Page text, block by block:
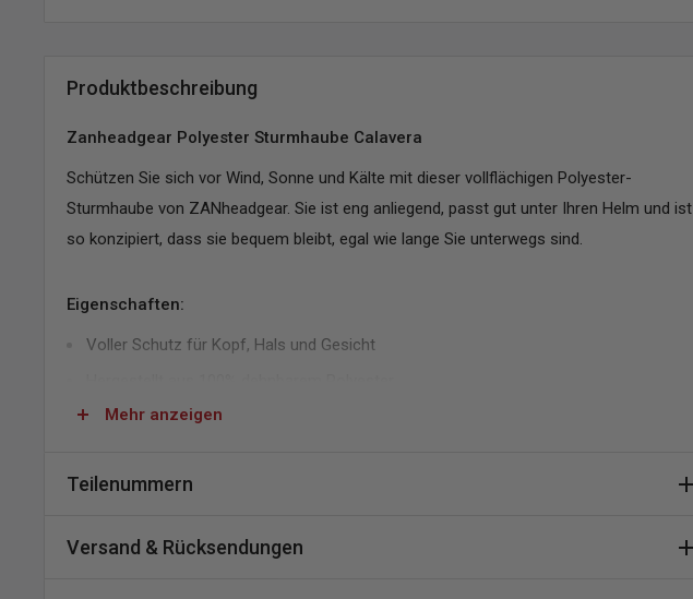
Produktbeschreibung
Zanheadgear Polyester Sturmhaube Calavera
Schützen Sie sich vor Wind, Sonne und Kälte mit dieser vollflächigen Polyester-
Sturmhaube von ZANheadgear. Sie ist eng anliegend, passt gut unter Ihren Helm und ist
so konzipiert, dass sie bequem bleibt, egal wie lange Sie unterwegs sind.
Eigenschaften:
Voller Schutz für Kopf, Hals und Gesicht
Angenehme Passform, die auch unter Helmen bequem bleibt
Konturiertes Design reduziert das Einschnüren
Mehr anzeigen
Teilenummern
MPN:WBP028
Versand & Rücksendungen